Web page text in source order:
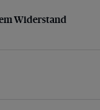
Widerstand gegen
Widerstand